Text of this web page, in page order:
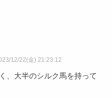
12/22(金) 21:23:12
、大半のシルク馬を持って